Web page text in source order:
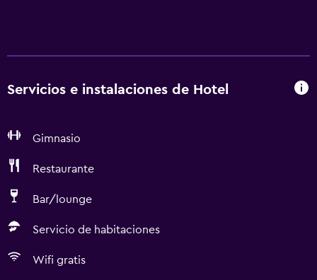
Servicios e instalaciones de Hotel
Gimnasio
Restaurante
Bar/lounge
Servicio de habitaciones
Wifi gratis